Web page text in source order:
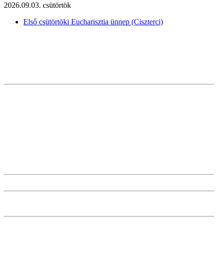
2026.09.03. csütörtök
Első csütörtöki Eucharisztia ünnep (Ciszterci)